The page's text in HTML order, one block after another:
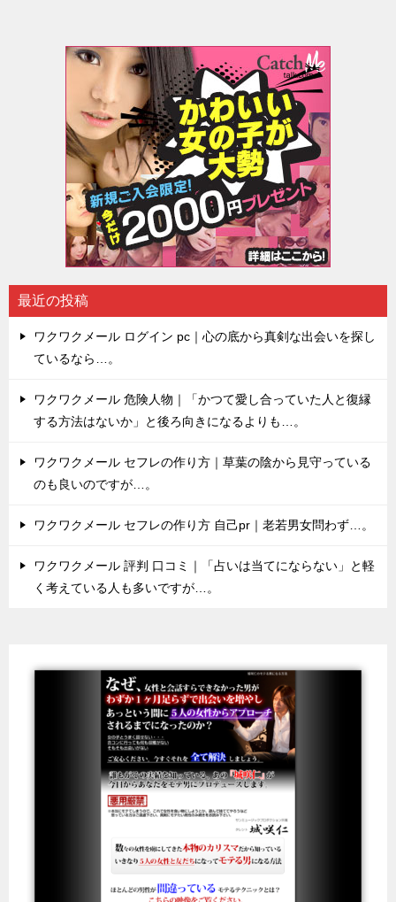
最近の投稿
ワクワクメール ログイン pc｜心の底から真剣な出会いを探し
ているなら…。
ワクワクメール 危険人物｜「かつて愛し合っていた人と復縁
する方法はないか」と後ろ向きになるよりも…。
ワクワクメール セフレの作り方｜草葉の陰から見守っている
のも良いのですが…。
ワクワクメール セフレの作り方 自己pr｜老若男女問わず…。
ワクワクメール 評判 口コミ｜「占いは当てにならない」と軽
く考えている人も多いですが…。